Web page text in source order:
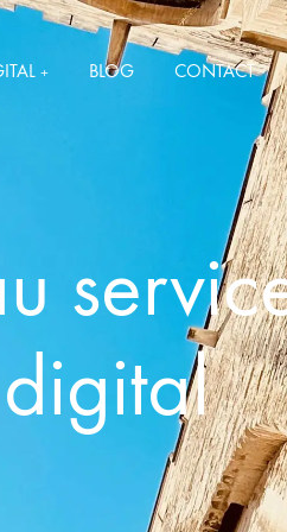
+ BLOG CONTACT